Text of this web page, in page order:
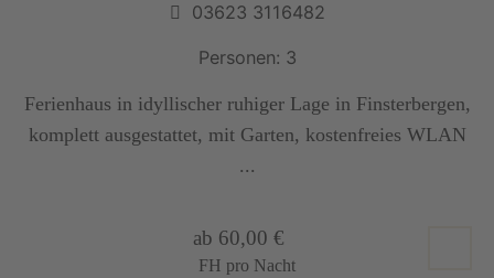
03623 3116482
Personen: 3
Ferienhaus in idyllischer ruhiger Lage in Finsterbergen,
komplett ausgestattet, mit Garten, kostenfreies WLAN
...
ab 60,00 €
FH pro Nacht